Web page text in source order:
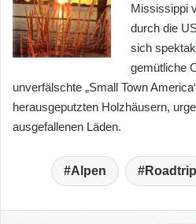
Mississippi
durch die
sich
gemütliche
unverfälschte „Small Town
herausgeputzten Holzhäusern,
ausgefallenen Läden.
Alpen Roadtrip